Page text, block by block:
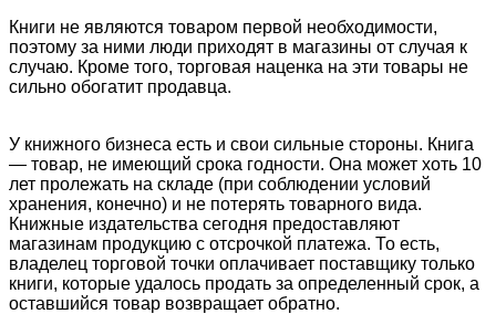
Книги не являются товаром первой необходимости,
поэтому за ними люди приходят в магазины от случая к
случаю. Кроме того, торговая наценка на эти товары не
сильно обогатит продавца.
У книжного бизнеса есть и свои сильные стороны. Книга
— товар, не имеющий срока годности. Она может хоть 10
лет пролежать на складе (при соблюдении условий
хранения, конечно) и не потерять товарного вида.
Книжные издательства сегодня предоставляют
магазинам продукцию с отсрочкой платежа. То есть,
владелец торговой точки оплачивает поставщику только
книги, которые удалось продать за определенный срок, а
оставшийся товар возвращает обратно.